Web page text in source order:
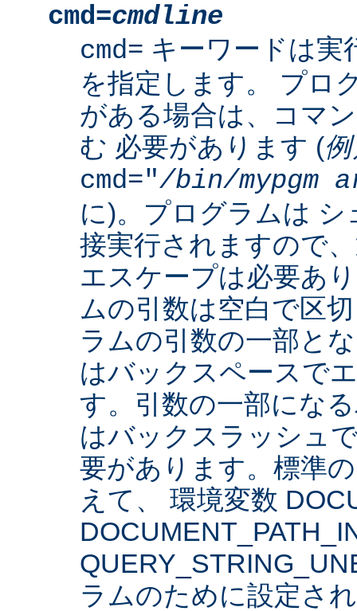
cmd=cmdline
cmd= キーワードは実
を指定します。 プロ
がある場合は、コマ
む 必要があります (
cmd="/bin/mypgm
に)。プログラムは
接実行されますので
エスケープは必要あ
ムの引数は空白で区
ラムの引数の一部と
はバックスペースで
す。引数の一部にな
はバックスラッシュ
要があります。標準
えて、 環境変数
ラムのために設定さ